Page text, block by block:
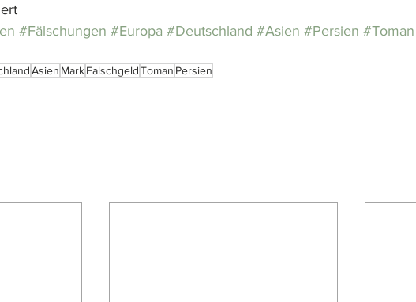
#Fälschungen #Europa #Deutschland #Asien #Persien #Toman
Asien MarkFalschgeldToman Persien